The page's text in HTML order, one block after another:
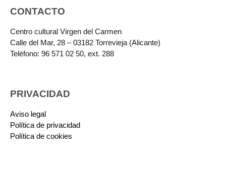
CONTACTO
Centro cultural Virgen del Carmen
Calle del Mar, 28 – 03182 Torrevieja (Alicante)
Teléfono: 96 571 02 50, ext. 288
PRIVACIDAD
Aviso legal
Política de privacidad
Política de cookies